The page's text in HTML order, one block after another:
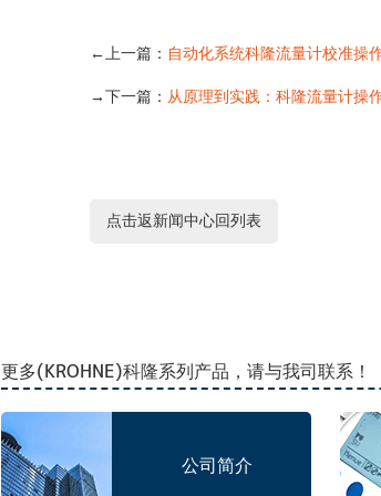
←上一篇： 自动化系统科隆流量计校准操
→下一篇： 从原理到实践：科隆流量计操
点击返新闻中心回列表
更多(KROHNE)科隆系列产品，请与我司联系！
公司简介